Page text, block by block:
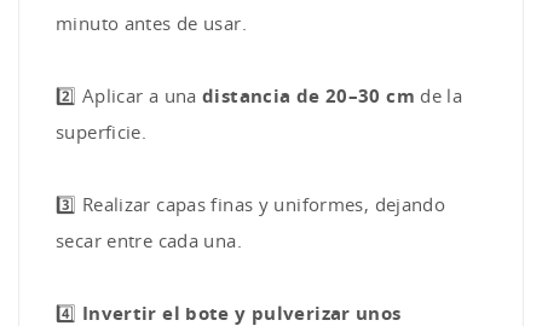
minuto antes de usar.
2️⃣ Aplicar a una distancia de 20–30 cm de la
superficie.
3️⃣ Realizar capas finas y uniformes, dejando
secar entre cada una.
4️⃣ Invertir el bote y pulverizar unos